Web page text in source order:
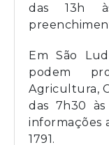
das 13h
Em São
podem
Agricultura,
das 7h30 às
informações
1791.